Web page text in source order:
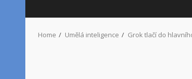
Home Umělá inteligence Grok tlačí do